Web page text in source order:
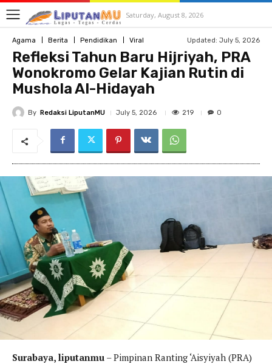
Saturday, August 8, 2026
Agama Berita Pendidikan Viral Updated: July 5, 2026
Refleksi Tahun Baru Hijriyah, PRA
Wonokromo Gelar Kajian Rutin di
Mushola Al-Hidayah
By Redaksi LiputanMU July 5, 2026 219 0
Surabaya, liputanmu – Pimpinan Ranting ‘Aisyiyah (PRA)